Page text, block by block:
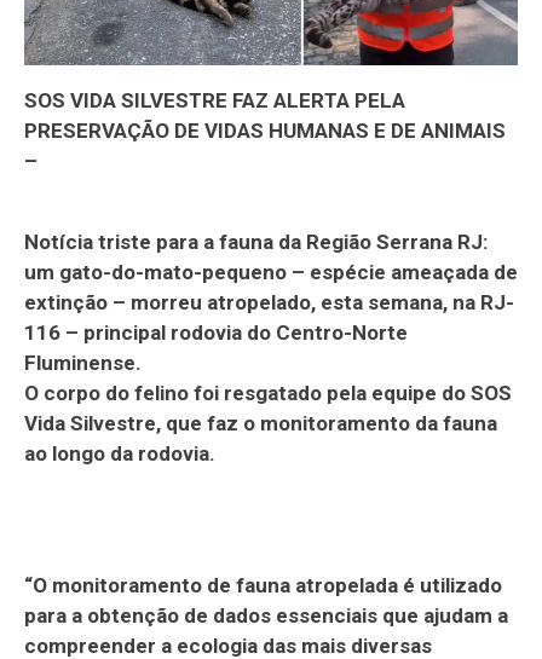
SOS VIDA SILVESTRE FAZ ALERTA PELA
PRESERVAÇÃO DE VIDAS HUMANAS E DE ANIMAIS
–
Notícia triste para a fauna da Região Serrana RJ:
um gato-do-mato-pequeno – espécie ameaçada de
extinção – morreu atropelado, esta semana, na RJ-
116 – principal rodovia do Centro-Norte
Fluminense.
O corpo do felino foi resgatado pela equipe do SOS
Vida Silvestre, que faz o monitoramento da fauna
ao longo da rodovia.
“O monitoramento de fauna atropelada é utilizado
para a obtenção de dados essenciais que ajudam a
compreender a ecologia das mais diversas